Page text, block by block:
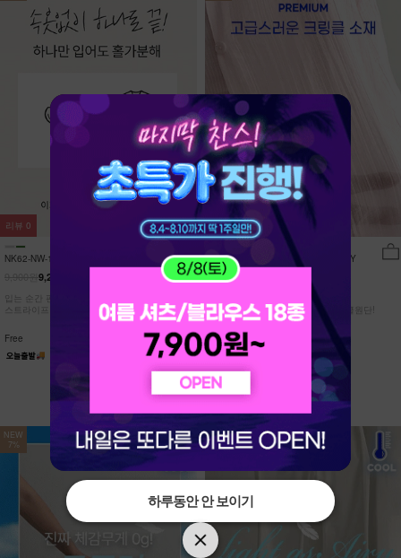
NK62-NW-11/유포니 반팔+반바지 홈웨
9,210원
입는 순간 편안함이 달라지는 캡내장
스트라이프 홈웨어 SET
Free
리뷰 0
NK62-TS-32/일루민 뒤트임 셔츠_DY
21,900원
[ 답답한ZERO! 시스루 원단! ]
[55-99] 은은하게 반짝이는 고급링클원단!
자연스럽게 흐르는 핏!
Free
리뷰15
NEW
7%
NEW
7%
하루동안 안 보이기
하루동안 안 보이기